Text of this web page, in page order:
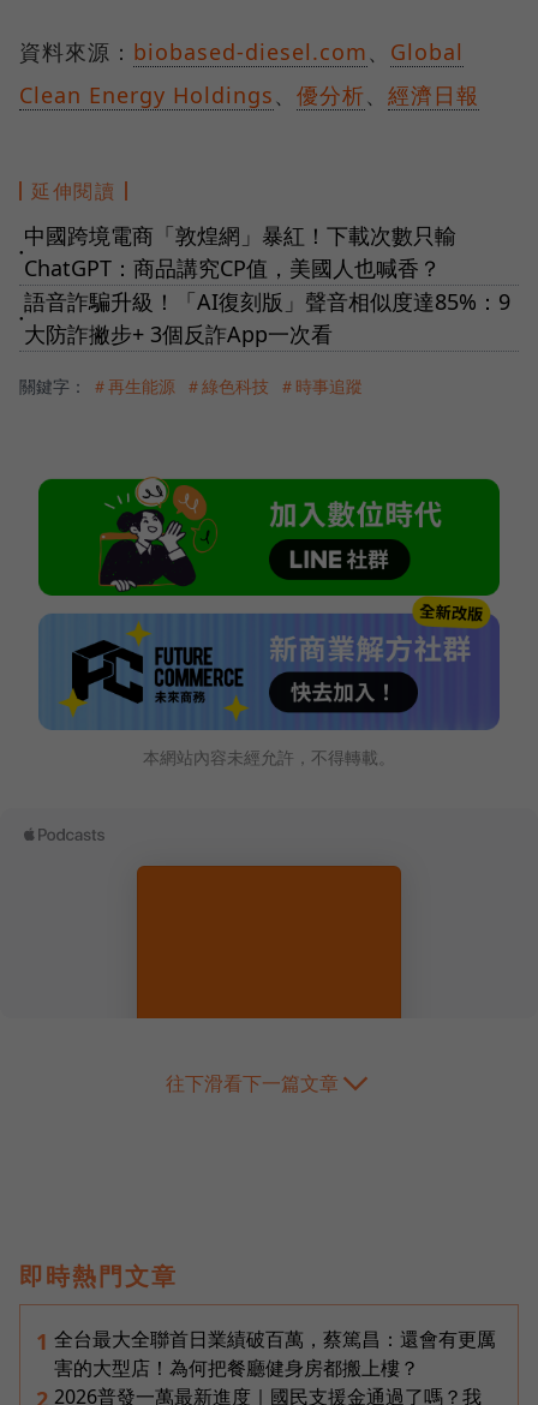
資料來源： biobased-diesel.com、 Global
Clean Energy Holdings、 優分析、 經濟日報
延伸閱讀
●
中國跨境電商「敦煌網」暴紅！下載次數只輸
ChatGPT：商品講究CP值，美國人也喊香？
●
語音詐騙升級！「AI復刻版」聲音相似度達85%：9
大防詐撇步+ 3個反詐App一次看
關鍵字： ＃再生能源 ＃綠色科技 ＃時事追蹤
本網站內容未經允許，不得轉載。
往下滑看下一篇文章
即時熱門文章
1 全台最大全聯首日業績破百萬，蔡篤昌：還會有更厲
害的大型店！為何把餐廳健身房都搬上樓？
2 2026普發一萬最新進度｜國民支援金通過了嗎？我